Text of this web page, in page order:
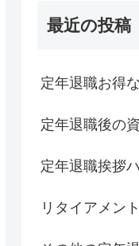
最近の投稿
定年退職お得
定年退職後の
定年退職挨拶
リタイアメン